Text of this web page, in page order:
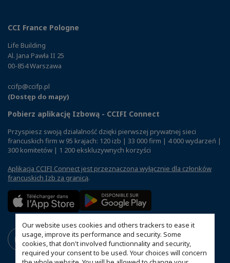
Our website uses cookies and others trackers to ease it
usage, improve its performance and security. Some
cookies, that don't involved functionnality and security,
required your consent to be used. Your choices will concern
CCI France Pologne
Life Building
Al. Jana Pawła II 25
00-854 Warszawa
ccifp@ccifp.pl
(Dostęp do mapy)
Pobierz aplikację Izbową - CCIFI Connect
Przyspiesz swoją działalność dzięki pierwszej prywatnej sieci
francuskich firm w 95 krajach: 120 izb | 33 000 firm | 4 000 wydarzeń |
300 komitetów | 1 200 ekskluzywnych korzyści
Aplikacja CCIFI Connect jest przeznaczona wyłącznie dla członków
francuskich Izb za granicą.